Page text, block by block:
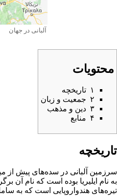
آلبانی در جهان
محتویات
۱ تاریخچه
۲ جمعیت و زبان
۳ دین و مذهب
۴ منابع
تاریخچه
سرزمین آلبانی در سده‌های پیش از
به نام ایلیریا بوده‌ است که نام آن
تیره‌های هندواروپایی است که به